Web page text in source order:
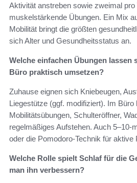
Aktivität anstreben sowie zweimal pro
muskelstärkende Übungen. Ein Mix
Mobilität bringt die größten
sich Alter und Gesundheitsstatus an.
Welche einfachen Übungen lassen
Büro praktisch umsetzen?
Zuhause eignen sich Kniebeugen,
Liegestütze (ggf. modifiziert). Im Büro
Mobilitätsübungen, Schulteröffner,
regelmäßiges Aufstehen. Auch
oder die Pomodoro‑Technik für aktive
Welche Rolle spielt Schlaf für die
man ihn verbessern?